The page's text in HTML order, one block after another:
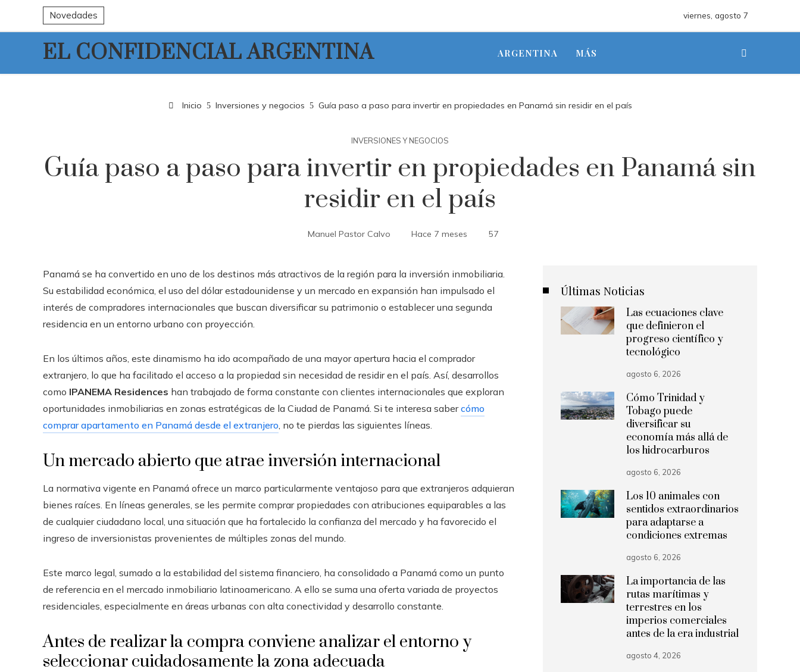
Novedades viernes, agosto 7
EL CONFIDENCIAL ARGENTINA ARGENTINA MÁS
Inicio Inversiones y negocios Guía paso a paso para invertir en propiedades en Panamá sin residir en el país
INVERSIONES Y NEGOCIOS
Guía paso a paso para invertir en propiedades en Panamá sin
residir en el país
Manuel Pastor Calvo Hace 7 meses 57
Panamá se ha convertido en uno de los destinos más atractivos de la región para la inversión inmobiliaria.
Su estabilidad económica, el uso del dólar estadounidense y un mercado en expansión han impulsado el
interés de compradores internacionales que buscan diversificar su patrimonio o establecer una segunda
residencia en un entorno urbano con proyección.
En los últimos años, este dinamismo ha ido acompañado de una mayor apertura hacia el comprador
extranjero, lo que ha facilitado el acceso a la propiedad sin necesidad de residir en el país. Así, desarrollos
como IPANEMA Residences han trabajado de forma constante con clientes internacionales que exploran
oportunidades inmobiliarias en zonas estratégicas de la Ciudad de Panamá. Si te interesa sabercómo
comprar apartamento en Panamá desde el extranjero, no te pierdas las siguientes líneas.
Un mercado abierto que atrae inversión internacional
La normativa vigente en Panamá ofrece un marco particularmente ventajoso para que extranjeros adquieran
bienes raíces. En líneas generales, se les permite comprar propiedades con atribuciones equiparables a las
de cualquier ciudadano local, una situación que ha fortalecido la confianza del mercado y ha favorecido el
ingreso de inversionistas provenientes de múltiples zonas del mundo.
Este marco legal, sumado a la estabilidad del sistema financiero, ha consolidado a Panamá como un punto
de referencia en el mercado inmobiliario latinoamericano. A ello se suma una oferta variada de proyectos
residenciales, especialmente en áreas urbanas con alta conectividad y desarrollo constante.
Antes de realizar la compra conviene analizar el entorno y
seleccionar cuidadosamente la zona adecuada
Últimas Noticias
Las ecuaciones clave
que definieron el
progreso científico y
tecnológico
agosto 6, 2026
Cómo Trinidad y
Tobago puede
diversificar su
economía más allá de
los hidrocarburos
agosto 6, 2026
Los 10 animales con
sentidos extraordinarios
para adaptarse a
condiciones extremas
agosto 6, 2026
La importancia de las
rutas marítimas y
terrestres en los
imperios comerciales
antes de la era industrial
agosto 4, 2026